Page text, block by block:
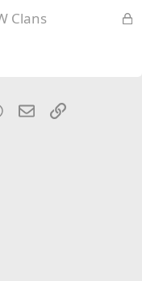
L
Clans
WhatsApp
EmailLink